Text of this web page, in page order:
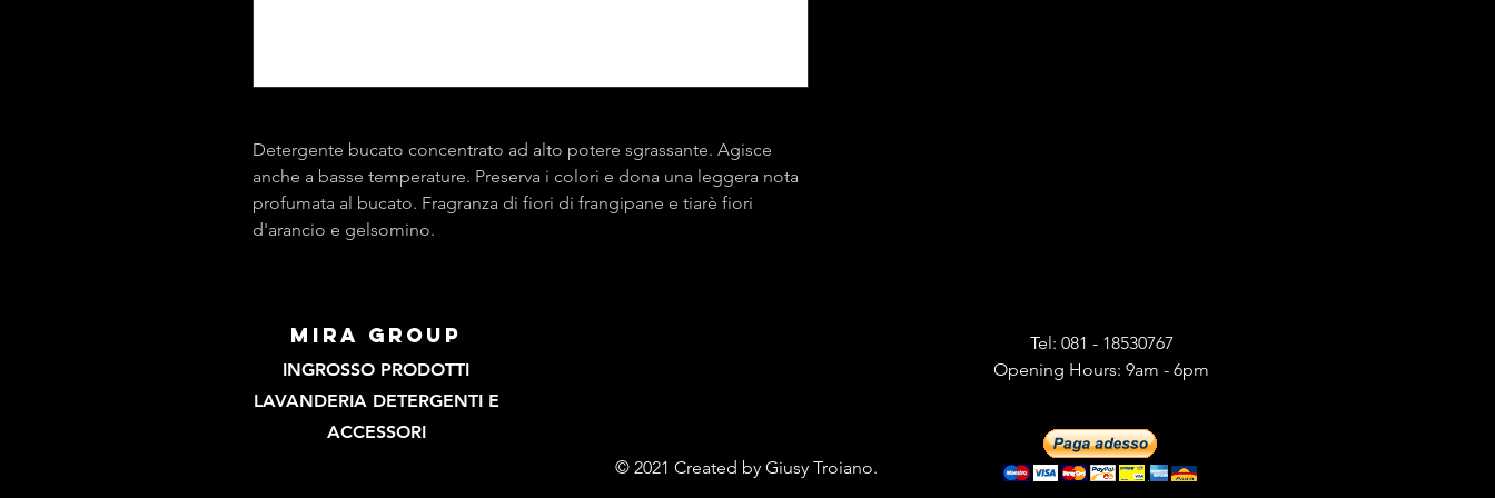
Detergente bucato concentrato ad alto potere sgrassante. Agisce
anche a basse temperature. Preserva i colori e dona una leggera nota
profumata al bucato. Fragranza di fiori di frangipane e tiarè fiori
d'arancio e gelsomino.
mira group
INGROSSO PRODOTTI
LAVANDERIA DETERGENTI E
ACCESSORI
Tel: 081 - 18530767
Opening Hours: 9am - 6pm
© 2021 Created by Giusy Troiano.